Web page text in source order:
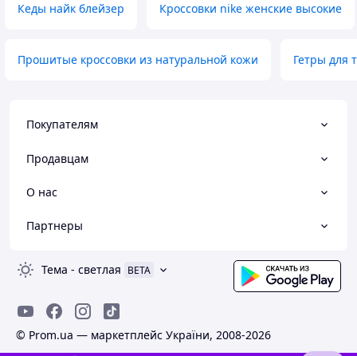
Кеды найк блейзер Кроссовки nike женские высокие
Прошитые кроссовки из натуральной кожи Гетры для
Покупателям
Продавцам
О нас
Партнеры
Тема - светлая BETA
© Prom.ua — маркетплейс України, 2008-2026